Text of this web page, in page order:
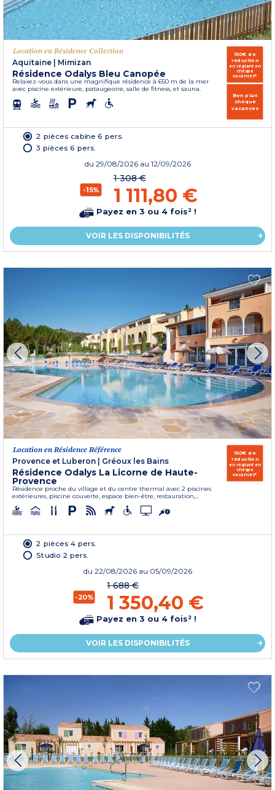
Location en Résidence Collection
Aquitaine | Mimizan
Résidence Odalys Bleu Canopée
Relaxez-vous dans une magnifique résidence à 650 m de la mer
avec piscine extérieure, pataugeoire, salle de fitness, et sauna.
150€ de
réduction
en réglant en
chèque
vacances*
Bon plan
chèque
vacances
2 pièces cabine 6 pers.
3 pièces 6 pers.
du 29/08/2026 au 12/09/2026
-15%
1 308 €
1 111,80 €
Payez en 3 ou 4 fois² !
VOIR LES DISPONIBILITÉS
Location en Résidence Référence
Provence et Luberon
Gréoux les Bains
Résidence Odalys La Licorne de Haute-
Provence
Résidence proche du village et du centre thermal avec 2 piscines
extérieures, piscine couverte, espace bien-être, restauration,...
150€ de
réduction
en réglant en
chèque
vacances*
2 pièces 4 pers.
Studio 2 pers.
du 22/08/2026 au 05/09/2026
-20%
1 688 €
1 350,40 €
Payez en 3 ou 4 fois² !
VOIR LES DISPONIBILITÉS